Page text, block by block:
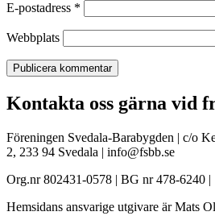
E-postadress *
Webbplats
Kontakta oss gärna vid
Föreningen Svedala-Barabygden | c/o
2, 233 94 Svedala | info@fsbb.se
Org.nr 802431-0578 | BG nr 478-6240 |
Hemsidans ansvarige utgivare är Mats